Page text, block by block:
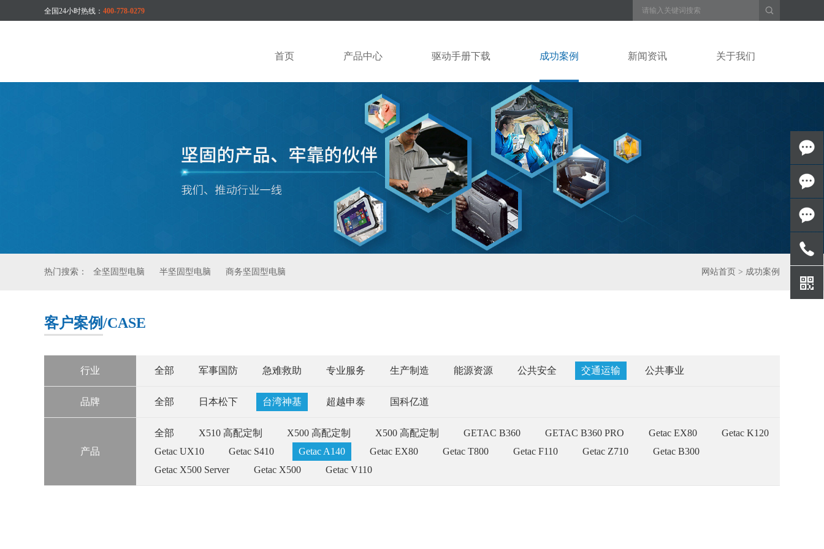
全国24小时热线： 400-778-0279
首页 产品中心 驱动手册下载 成功案例 新闻资讯 关于我们
热门搜索： 全坚固型电脑 半坚固型电脑 商务坚固型电脑 网站首页 > 成功案例
客户案例/CASE
行业 全部 军事国防 急难救助 专业服务 生产制造 能源资源 公共安全 交通运输 公共事业
品牌 全部 日本松下 台湾神基 超越申泰 国科亿道
产品
全部 X510 高配定制 X500 高配定制 X500 高配定制 GETAC B360 GETAC B360 PRO Getac EX80
Getac K120
Getac UX10
Getac S410 Getac A140 Getac EX80 Getac T800 Getac F110 Getac Z710
Getac B300
Getac X500 Server
Getac X500 Getac V110
在线沟
通
在线沟
通
百度商
400-